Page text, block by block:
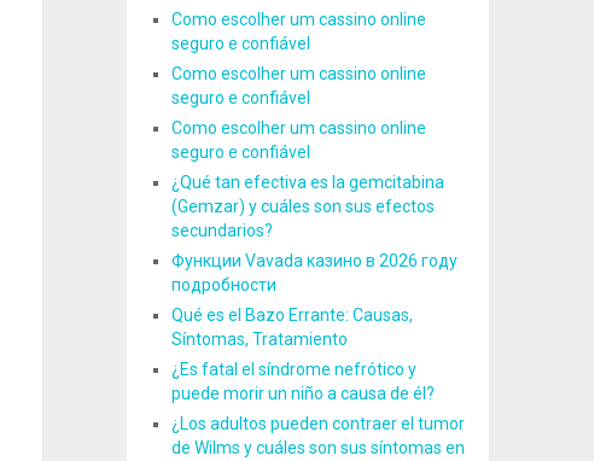
Como escolher um cassino online
seguro e confiável
Como escolher um cassino online
seguro e confiável
Como escolher um cassino online
seguro e confiável
¿Qué tan efectiva es la gemcitabina
(Gemzar) y cuáles son sus efectos
secundarios?
Функции Vavada казино в 2026 году
подробности
Qué es el Bazo Errante: Causas,
Síntomas, Tratamiento
¿Es fatal el síndrome nefrótico y
puede morir un niño a causa de él?
¿Los adultos pueden contraer el tumor
de Wilms y cuáles son sus síntomas en